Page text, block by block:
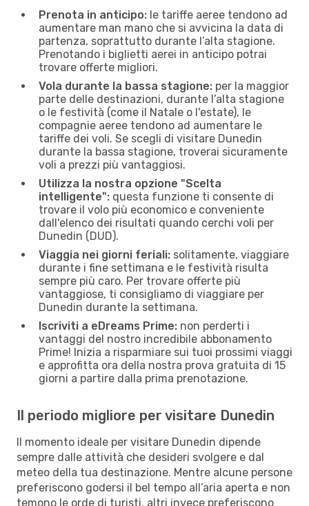
Prenota in anticipo: le tariffe aeree tendono ad
aumentare man mano che si avvicina la data di
partenza, soprattutto durante l’alta stagione.
Prenotando i biglietti aerei in anticipo potrai
trovare offerte migliori.
Vola durante la bassa stagione: per la maggior
parte delle destinazioni, durante l’alta stagione
o le festività (come il Natale o l'estate), le
compagnie aeree tendono ad aumentare le
tariffe dei voli. Se scegli di visitare Dunedin
durante la bassa stagione, troverai sicuramente
voli a prezzi più vantaggiosi.
Utilizza la nostra opzione "Scelta
intelligente": questa funzione ti consente di
trovare il volo più economico e conveniente
dall'elenco dei risultati quando cerchi voli per
Dunedin (DUD).
Viaggia nei giorni feriali: solitamente, viaggiare
durante i fine settimana e le festività risulta
sempre più caro. Per trovare offerte più
vantaggiose, ti consigliamo di viaggiare per
Dunedin durante la settimana.
Iscriviti a eDreams Prime: non perderti i
vantaggi del nostro incredibile abbonamento
Prime! Inizia a risparmiare sui tuoi prossimi viaggi
e approfitta ora della nostra prova gratuita di 15
giorni a partire dalla prima prenotazione.
Il periodo migliore per visitare Dunedin
Il momento ideale per visitare Dunedin dipende
sempre dalle attività che desideri svolgere e dal
meteo della tua destinazione. Mentre alcune persone
preferiscono godersi il bel tempo all’aria aperta e non
temono le orde di turisti, altri invece preferiscono